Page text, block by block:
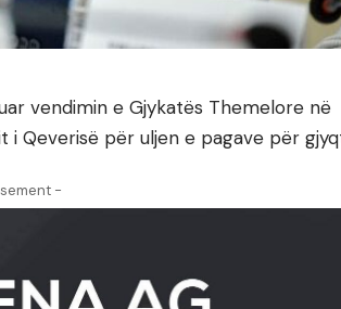
vendimin e Gjykatës Themelore në
i Qeverisë për uljen e pagave për
-